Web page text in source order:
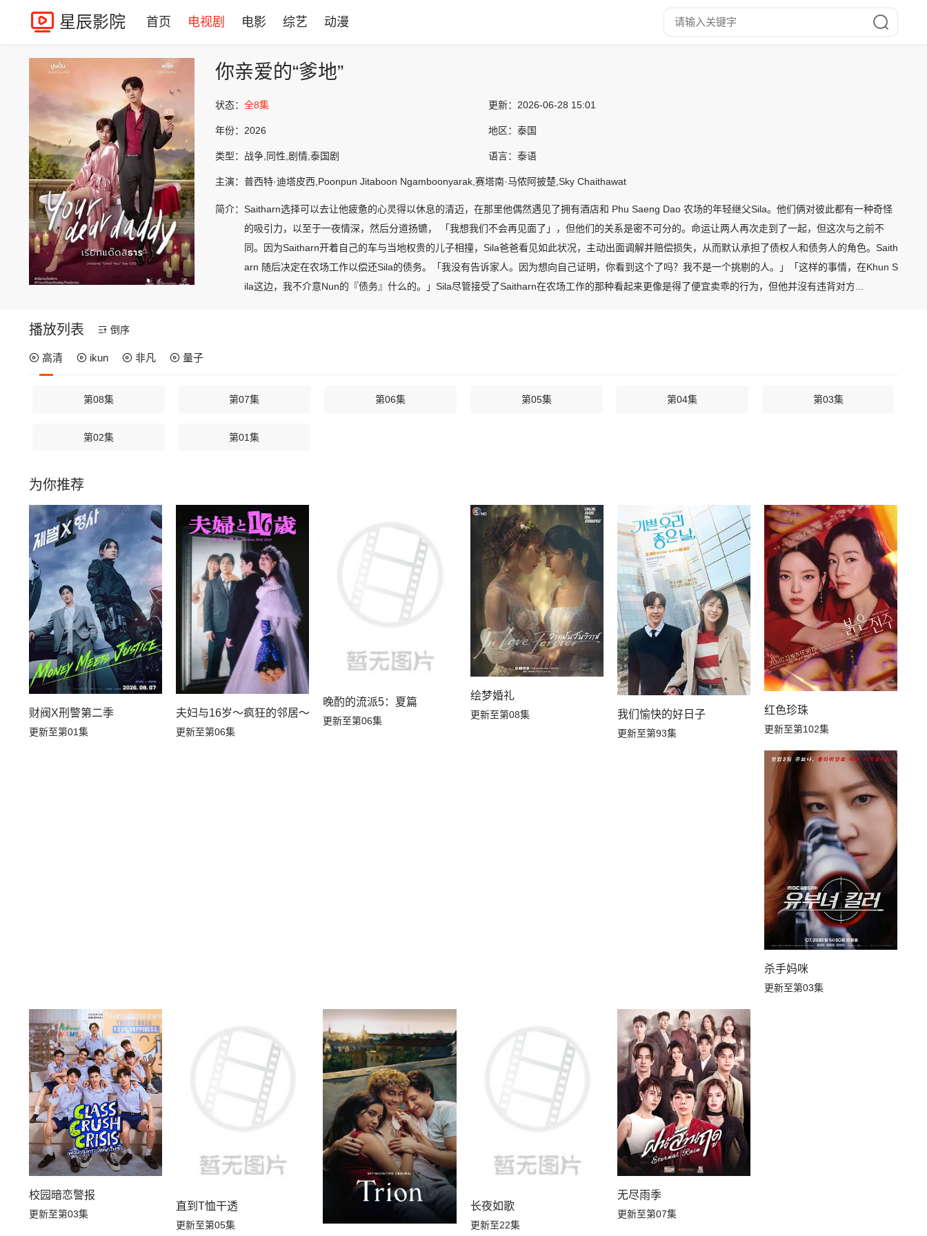
星辰影院 首页 电视剧 电影 综艺 动漫
你亲爱的“爹地”
状态： 全8集 更新： 2026-06-28 15:01
年份： 2026 地区： 泰国
类型： 战争,同性,剧情,泰国剧 语言： 泰语
主演： 普西特·迪塔皮西,Poonpun Jitaboon Ngamboonyarak,赛塔南·马侬阿披楚,Sky Chaithawat
简介： Saitharn选择可以去让他疲惫的心灵得以休息的清迈，在那里他偶然遇见了拥有酒店和 Phu Saeng Dao 农场的年轻继父Sila。他们俩对彼此都有一种奇怪
的吸引力，以至于一夜情深，然后分道扬镳， 「我想我们不会再见面了」，但他们的关系是密不可分的。命运让两人再次走到了一起，但这次与之前不
同。因为Saitharn开着自己的车与当地权贵的儿子相撞，Sila爸爸看见如此状况，主动出面调解并赔偿损失，从而默认承担了债权人和债务人的角色。Saith
arn 随后决定在农场工作以偿还Sila的债务。「我没有告诉家人。因为想向自己证明，你看到这个了吗？我不是一个挑剔的人。」「这样的事情，在Khun S
ila这边，我不介意Nun的『债务』什么的。」Sila尽管接受了Saitharn在农场工作的那种看起来更像是得了便宜卖乖的行为，但他并沒有违背对方...
播放列表 倒序
高清 ikun 非凡 量子
第08集 第07集 第06集 第05集 第04集 第03集
第02集 第01集
为你推荐
财阀X刑警第二季
更新至第01集
夫妇与16岁～疯狂的邻居～
更新至第06集
晚酌的流派5：夏篇
更新至第06集
绘梦婚礼
更新至第08集 我们愉快的好日子
更新至第93集
红色珍珠
更新至第102集
杀手妈咪
更新至第03集
校园暗恋警报
更新至第03集
直到T恤干透
更新至第05集
长夜如歌
更新至22集
无尽雨季
更新至第07集